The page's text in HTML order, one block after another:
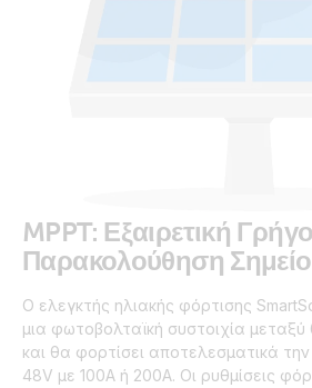
MPPT: Εξαιρετική
Παρακολούθηση
Ο ελεγκτής ηλιακής φόρτισης
μια φωτοβολταϊκή συστοιχία μεταξύ
και θα φορτίσει αποτελεσματικά
48V με 100A ή 200A. Οι ρυθμίσεις